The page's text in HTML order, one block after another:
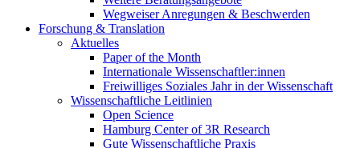
Wegweiser Anregungen & Beschwerden
Forschung & Translation
Aktuelles
Paper of the Month
Internationale Wissenschaftler:innen
Freiwilliges Soziales Jahr in der Wissenschaft
Wissenschaftliche Leitlinien
Open Science
Hamburg Center of 3R Research
Gute Wissenschaftliche Praxis